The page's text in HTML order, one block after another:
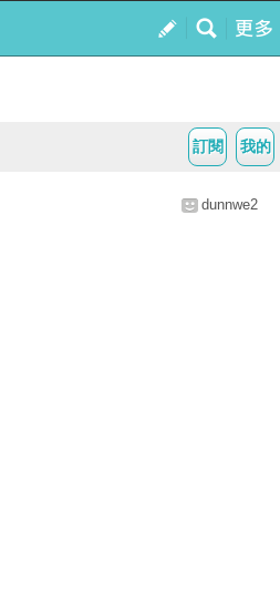
我的
訂閱
dunnwe2